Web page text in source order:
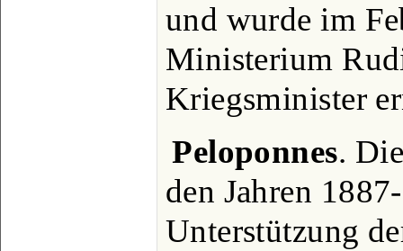
und wurde im
Ministerium
Kriegsminister
Peloponnes.
den Jahren
Unterstützung